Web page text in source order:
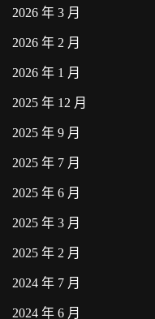
2026 年 3 月
2026 年 2 月
2026 年 1 月
2025 年 12 月
2025 年 9 月
2025 年 7 月
2025 年 6 月
2025 年 3 月
2025 年 2 月
2024 年 7 月
2024 年 6 月